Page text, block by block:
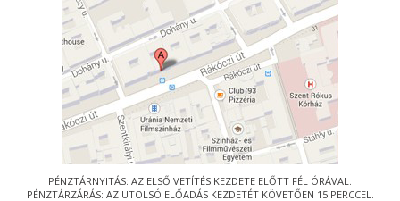
PÉNZTÁRNYITÁS: AZ ELSŐ VETÍTÉS KEZDETE ELŐTT FÉL ÓRÁVAL.
PÉNZTÁRZÁRÁS: AZ UTOLSÓ ELŐADÁS KEZDETÉT KÖVETŐEN 15 PERCCEL.